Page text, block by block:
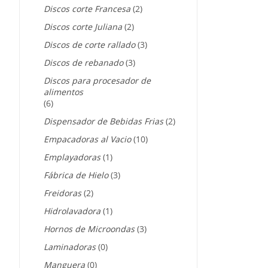
Discos corte Francesa (2)
Discos corte Juliana (2)
Discos de corte rallado (3)
Discos de rebanado (3)
Discos para procesador de
alimentos
(6)
Dispensador de Bebidas Frias (2)
Empacadoras al Vacio (10)
Emplayadoras (1)
Fábrica de Hielo (3)
Freidoras (2)
Hidrolavadora (1)
Hornos de Microondas (3)
Laminadoras (0)
Manguera (0)